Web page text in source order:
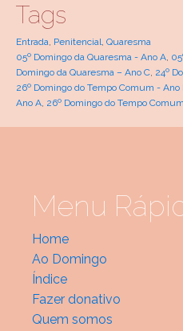
Tags
Entrada, Penitencial, Quaresma
05º Domingo da Quaresma - Ano A,
Domingo da Quaresma – Ano C, 24º
26º Domingo do Tempo Comum - Ano
Ano A, 26º Domingo do Tempo
Menu
Home
Ao Domingo
Índice
Fazer donativo
Quem somos